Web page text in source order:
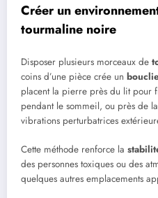
Créer un
tourmaline noire
Disposer plusieurs morceaux de
coins d’une pièce crée un
placent la pierre près du lit pour
pendant le sommeil, ou près de
vibrations perturbatrices
Cette méthode renforce la
des personnes toxiques ou des
quelques autres emplacements